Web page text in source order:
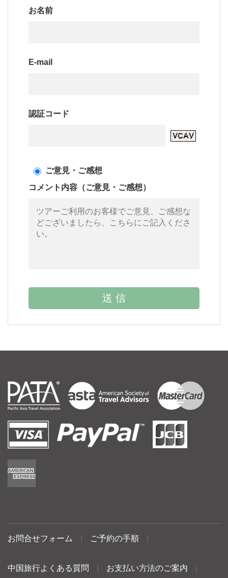
お名前
E-mail
認証コード
ご意見・ご感想
コメント内容（ご意見・ご感想）
お問合せフォーム ご予約の手順
中国旅行よくある質問 お支払い方法のご案内